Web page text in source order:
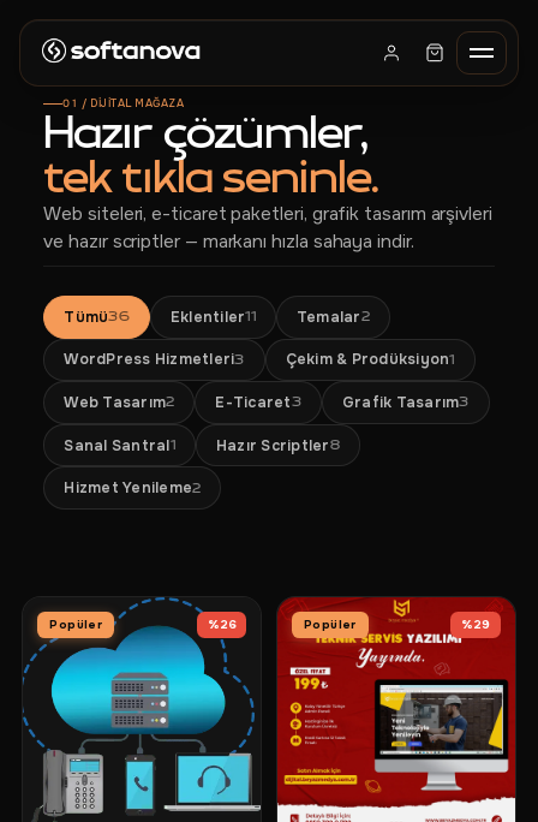
ANASAYFA
HIZMETLER
REFERANSLAR
HAKKIMIZDA
BLOG
BACKORDER
BAYILIK
01 / DİJİTAL MAĞAZA
Hazır çözümler,
tek tıkla seninle.
Web siteleri, e-ticaret paketleri, grafik tasarım arşivleri
ve hazır scriptler — markanı hızla sahaya indir.
Tümü36 Eklentiler11 Temalar2
WordPress Hizmetleri3 Çekim & Prodüksiyon1
Web Tasarım2 E-Ticaret3 Grafik Tasarım3
Sanal Santral1 Hazır Scriptler8
Hizmet Yenileme2
Popüler %26 Popüler %29